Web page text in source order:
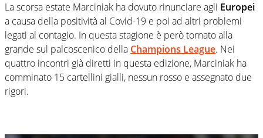
La scorsa estate Marciniak ha dovuto rinunciare agli Europei
a causa della positività al Covid-19 e poi ad altri problemi
legati al contagio. In questa stagione è però tornato alla
grande sul palcoscenico della Champions League. Nei
quattro incontri già diretti in questa edizione, Marciniak ha
comminato 15 cartellini gialli, nessun rosso e assegnato due
rigori.